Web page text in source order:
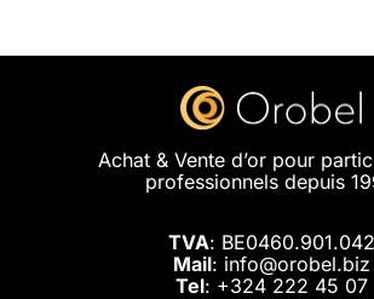
Achat & Vente d’or pour
professionnels depuis
TVA: BE0460.901.042
Mail: info@orobel.biz
Tel: +324 222 45 07